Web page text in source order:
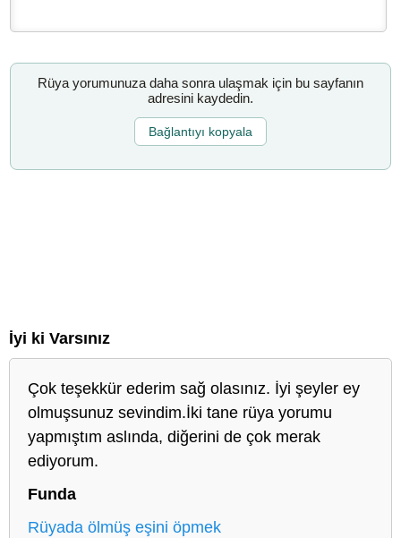
Rüya yorumunuza daha sonra ulaşmak için bu sayfanın
adresini kaydedin.
Bağlantıyı kopyala
İyi ki Varsınız
Çok teşekkür ederim sağ olasınız. İyi şeyler ey
olmuşsunuz sevindim.İki tane rüya yorumu
yapmıştım aslında, diğerini de çok merak
ediyorum.
Funda
Rüyada ölmüş eşini öpmek